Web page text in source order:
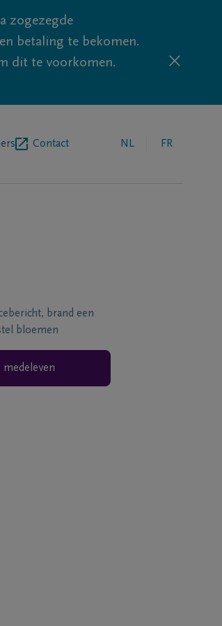
zogezegde
betaling te bekomen.
dit te voorkomen.
Contact NL FR
brand een
bloemen
medeleven